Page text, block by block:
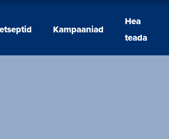
Kampaaniad
Hea
teada
Kampaaniad
teada